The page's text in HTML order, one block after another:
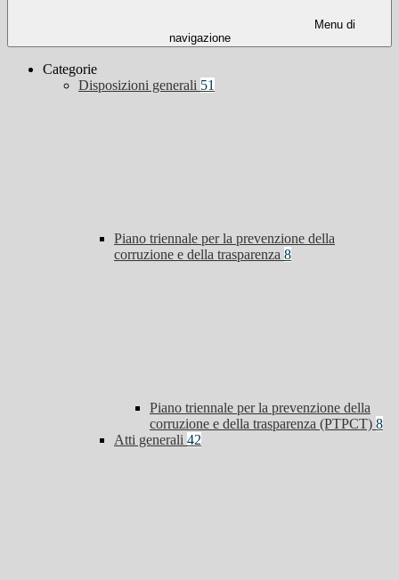
Menu di
navigazione
Categorie
Disposizioni generali 51
Piano triennale per la prevenzione della
corruzione e della trasparenza 8
Piano triennale per la prevenzione della
corruzione e della trasparenza (PTPCT) 8
Atti generali 42